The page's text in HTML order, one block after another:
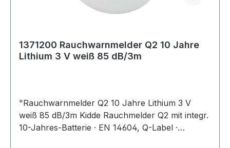
1371200 Rauchwarnmelder Q2 10 Jahre
Lithium 3 V weiß 85 dB/3m
"Rauchwarnmelder Q2 10 Jahre Lithium 3 V
weiß 85 dB/3m Kidde Rauchmelder Q2 mit integr.
10-Jahres-Batterie · EN 14604, Q-Label ·